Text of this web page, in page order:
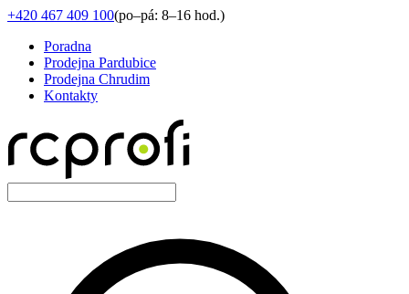
+420 467 409 100(po–pá: 8–16 hod.)
Poradna
Prodejna Pardubice
Prodejna Chrudim
Kontakty